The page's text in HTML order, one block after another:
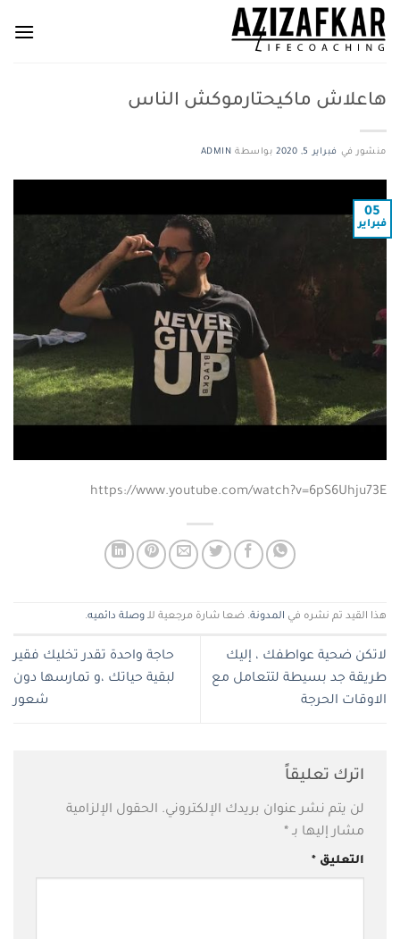
تخطي
للمحتوى
هاعلاش ماكيحتارموكش الناس
منشور في فبراير 5, 2020 بواسطة ADMIN
05
فبراير
https://www.youtube.com/watch?v=6pS6Uhju73E
هذا القيد تم نشره في المدونة. ضعا شارة مرجعية للـ وصلة دائميه.
لاتكن ضحية عواطفك ، إليك
طريقة جد بسيطة لتتعامل مع
الاوقات الحرجة
حاجة واحدة تقدر تخليك فقير
لبقية حياتك ،و تمارسها دون
شعور
اترك تعليقاً
لن يتم نشر عنوان بريدك الإلكتروني. الحقول الإلزامية
مشار إليها بـ *
التعليق *